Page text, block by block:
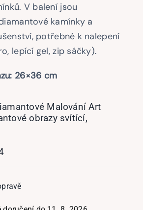
V balení jsou
kamínky a
potřebné k nalepení
lepící gel, zip sáčky).
26×36 cm
Malování Art
obrazy svítící,